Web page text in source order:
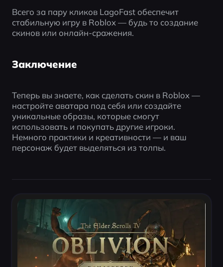
Всего за пару кликов LagoFast обеспечит
стабильную игру в Roblox — будь то создание
скинов или онлайн-сражения.
Заключение
Теперь вы знаете, как сделать скин в Roblox —
настройте аватара под себя или создайте
уникальные образы, которые смогут
использовать и покупать другие игроки.
Немного практики и креативности — и ваш
персонаж будет выделяться из толпы.